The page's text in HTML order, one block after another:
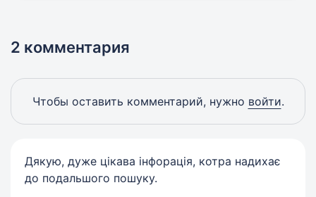
2 комментария
Чтобы оставить комментарий, нужно войти.
Дякую, дуже цікава інфорація, котра надихає
до подальшого пошуку.